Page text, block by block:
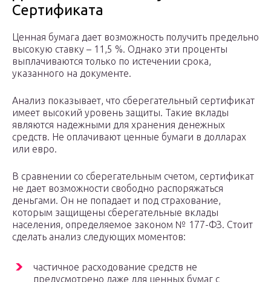
Сертификата
Ценная бумага дает возможность получить предельно
высокую ставку – 11,5 %. Однако эти проценты
выплачиваются только по истечении срока,
указанного на документе.
Анализ показывает, что сберегательный сертификат
имеет высокий уровень защиты. Такие вклады
являются надежными для хранения денежных
средств. Не оплачивают ценные бумаги в долларах
или евро.
В сравнении со сберегательным счетом, сертификат
не дает возможности свободно распоряжаться
деньгами. Он не попадает и под страхование,
которым защищены сберегательные вклады
населения, определяемое законом № 177-ФЗ. Стоит
сделать анализ следующих моментов:
частичное расходование средств не
предусмотрено даже для ценных бумаг с